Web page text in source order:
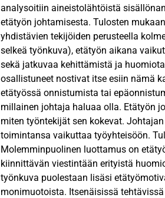
analysoitiin aineistolähtöistä
etätyön johtamisesta. Tulosten
yhdistävien tekijöiden perusteella
selkeä työnkuva), etätyön aikana
sekä jatkuvaa kehittämistä ja
osallistuneet nostivat itse esiin nämä
etätyössä onnistumista tai
millainen johtaja haluaa olla. Etätyön
miten työntekijät sen kokevat.
toimintansa vaikuttaa työyhteisöön.
Molemminpuolinen luottamus on
kiinnittävän viestintään erityistä
työnkuva puolestaan lisäsi
monimuotoista. Itsenäisissä